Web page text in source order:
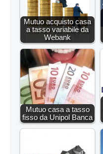
Mutuo acquisto casa
a tasso variabile da
Webank
Mutuo casa a tasso
fisso da Unipol Banca